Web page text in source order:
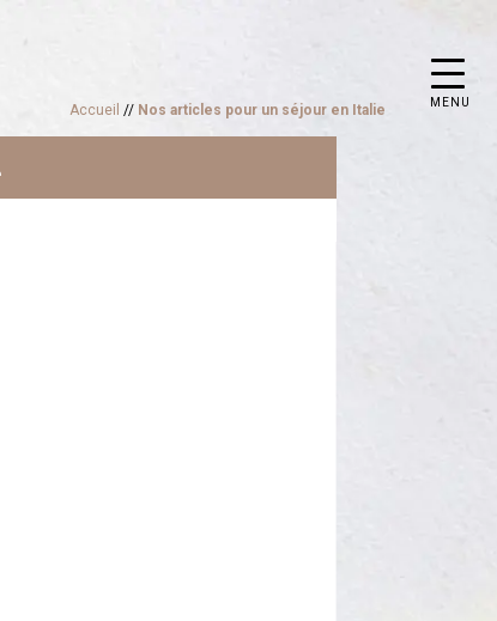
MENU
Accueil // Nos articles pour un séjour en Italie